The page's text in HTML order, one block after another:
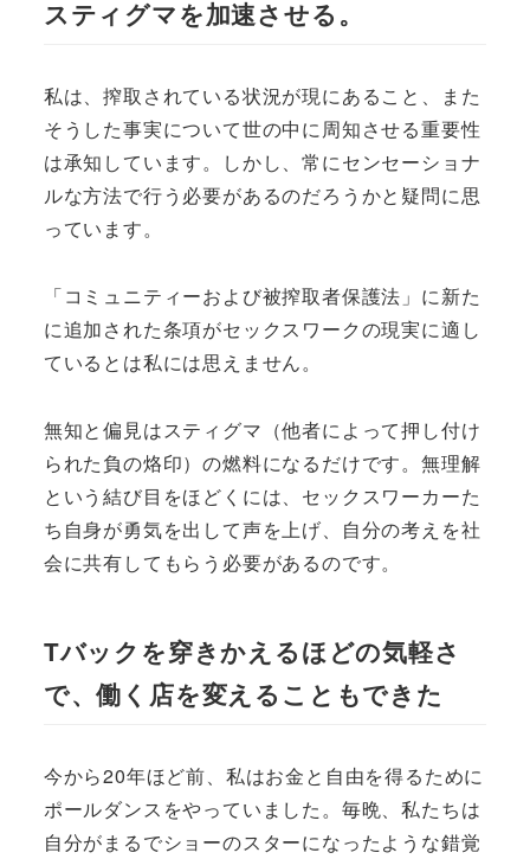
スティグマを加速させる。
私は、搾取されている状況が現にあること、また
そうした事実について世の中に周知させる重要性
は承知しています。しかし、常にセンセーショナ
ルな方法で行う必要があるのだろうかと疑問に思
っています。
「コミュニティーおよび被搾取者保護法」に新た
に追加された条項がセックスワークの現実に適し
ているとは私には思えません。
無知と偏見はスティグマ（他者によって押し付け
られた負の烙印）の燃料になるだけです。無理解
という結び目をほどくには、セックスワーカーた
ち自身が勇気を出して声を上げ、自分の考えを社
会に共有してもらう必要があるのです。
Tバックを穿きかえるほどの気軽さ
で、働く店を変えることもできた
今から20年ほど前、私はお金と自由を得るために
ポールダンスをやっていました。毎晩、私たちは
自分がまるでショーのスターになったような錯覚